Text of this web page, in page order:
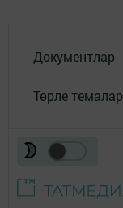
Документлар
Төрле темалар